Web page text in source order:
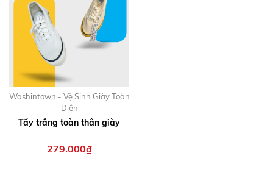
Washintown - Vệ Sinh Giày Toàn
Diện
Tẩy trắng toàn thân giày
279.000₫